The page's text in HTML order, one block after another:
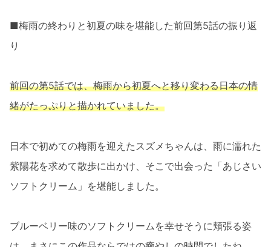
■梅雨の終わりと初夏の味を堪能した前回第5話の振り返
り
前回の第5話では、梅雨から初夏へと移り変わる日本の情
緒がたっぷりと描かれていました。
日本で初めての梅雨を迎えたスズメちゃんは、雨に濡れた
紫陽花を求めて散歩に出かけ、そこで出会った「あじさい
ソフトクリーム」を堪能しました。
ブルーベリー味のソフトクリームを幸せそうに頬張る姿